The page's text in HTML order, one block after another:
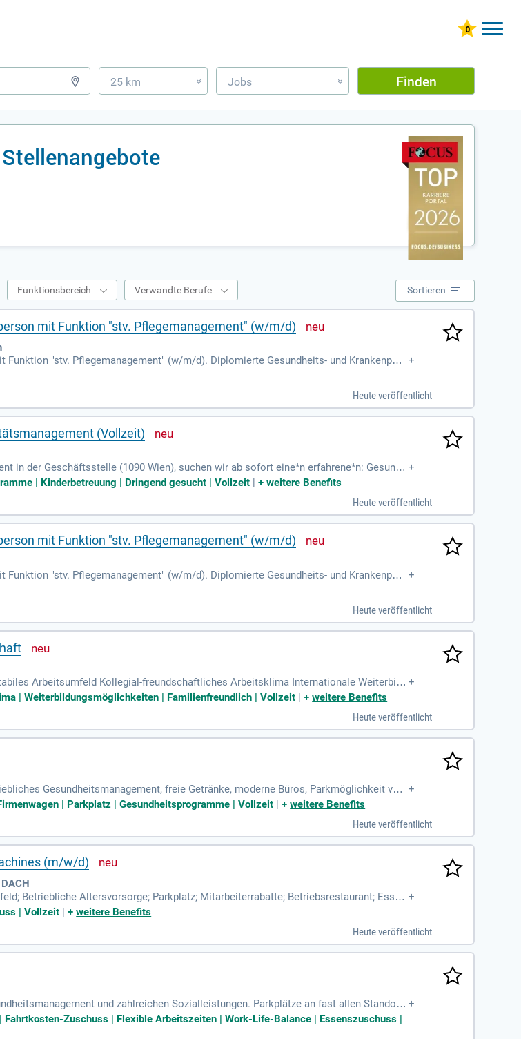
25 km » Jobs » Finden
Funktionsbereich Verwandte Berufe Sortieren
mit Funktion "stv. Pflegemanagement" (w/m/d)
"stv. Pflegemanagement" (w/m/d). Diplomierte Gesundheits- und Krankenpfle
+
Heute veröffentlicht
(Vollzeit)
in der Geschäftsstelle (1090 Wien), suchen wir ab sofort eine*n erfahrene*n: Gesundh +
| Kinderbetreuung | Dringend gesucht | Vollzeit |+weitere Benefits
Heute veröffentlicht
mit Funktion "stv. Pflegemanagement" (w/m/d)
"stv. Pflegemanagement" (w/m/d). Diplomierte Gesundheits- und Krankenpfle
+
Heute veröffentlicht
Arbeitsumfeld Kollegial-freundschaftliches Arbeitsklima Internationale Weiterbild
Arbeitgeberin Universitätssportprogramm Betriebliches Gesundheitsmanagement
+
| Weiterbildungsmöglichkeiten | Familienfreundlich | Vollzeit |+weitere Benefits
Heute veröffentlicht
Gesundheitsmanagement, freie Getränke, moderne Büros, Parkmöglichkeit vor +
| Parkplatz | Gesundheitsprogramme | Vollzeit |+weitere Benefits
Heute veröffentlicht
(m/w/d)
Betriebliche Altersvorsorge; Parkplatz; Mitarbeiterrabatte; Betriebsrestaurant; Essen
Fitnessangebote; Firmenlaptop; Mitarbeiterevents;
+
| Vollzeit |+weitere Benefits
Heute veröffentlicht
und zahlreichen Sozialleistungen. Parkplätze an fast allen Standort
Work-Life-Balance.
+
Zuschuss | Flexible Arbeitszeiten | Work-Life-Balance | Essenszuschuss |